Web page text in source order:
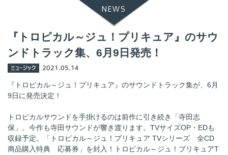
NEWS
『トロピカル～ジュ！プリキュア』のサウ
ンドトラック集、6月9日発売！
ミュージック 2021.05.14
『トロピカル～ジュ！プリキュア』のサウンドトラック集が、6月
9日に発売決定！
トロピカルサウンドを手掛けるのは前作に引き続き「寺田志
保」。今作も寺田サウンドが響き渡ります。TVサイズOP・EDも
収録予定。「トロピカル～ジュ！プリキュア TVシリーズ 全CD
商品購入特典 応募券」を封入！トロピカル～ジュ！プリキュアT